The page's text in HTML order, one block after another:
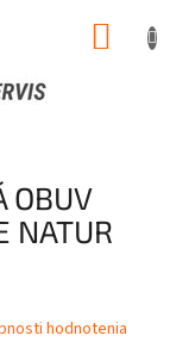
OBUV
NATUR
hodnotenia